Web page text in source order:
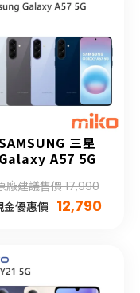
三星
Galaxy A57 5G
廠建議售價 17,990
金優惠價 12,790